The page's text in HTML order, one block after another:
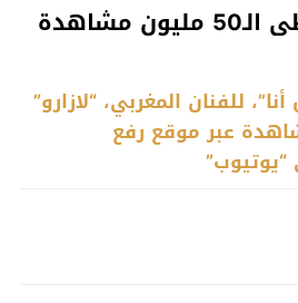
“مهبول أنا” تتخطى الـ50 مليون مشاهدة
للفنان المغربي، “لازارو”
مشاهدة عبر موقع رفع
“يوتيوب”